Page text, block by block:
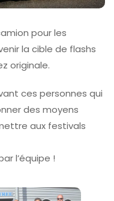
pour les
la cible de flashs
originale.
ces personnes qui
des moyens
aux festivals
l’équipe !